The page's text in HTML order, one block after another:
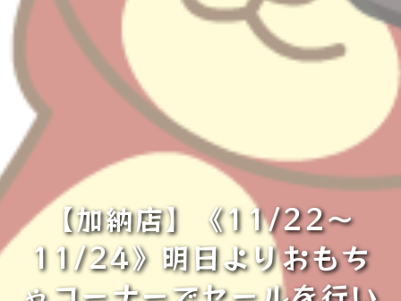
【加納店】《11/22～
11/24》明日よりおもち